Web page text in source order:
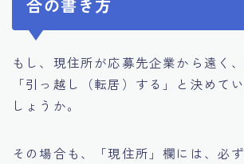
合の書き方
もし、現住所が応募先企業から遠く
「引っ越し（転居）する」と決めて
しょうか。
その場合も、「現住所」欄には、必